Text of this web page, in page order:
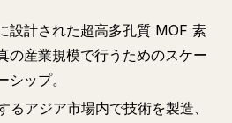
設計された超高多孔質 MOF 素
の産業規模で行うためのスケー
シップ。
るアジア市場内で技術を製造、